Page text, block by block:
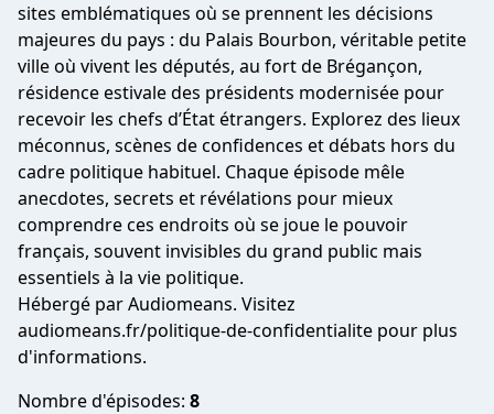
sites emblématiques où se prennent les décisions
majeures du pays : du Palais Bourbon, véritable petite
ville où vivent les députés, au fort de Brégançon,
résidence estivale des présidents modernisée pour
recevoir les chefs d’État étrangers. Explorez des lieux
méconnus, scènes de confidences et débats hors du
cadre politique habituel. Chaque épisode mêle
anecdotes, secrets et révélations pour mieux
comprendre ces endroits où se joue le pouvoir
français, souvent invisibles du grand public mais
essentiels à la vie politique.
Hébergé par Audiomeans. Visitez
audiomeans.fr/politique-de-confidentialite pour plus
d'informations.
Nombre d'épisodes: 8